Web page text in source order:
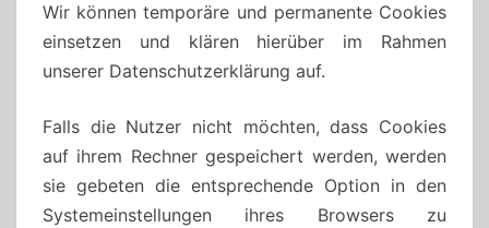
Wir können temporäre und permanente Cookies
einsetzen und klären hierüber im Rahmen
unserer Datenschutzerklärung auf.
Falls die Nutzer nicht möchten, dass Cookies
auf ihrem Rechner gespeichert werden, werden
sie gebeten die entsprechende Option in den
Systemeinstellungen ihres Browsers zu